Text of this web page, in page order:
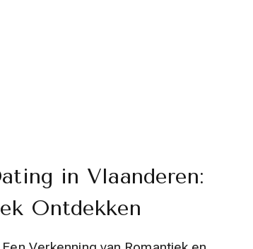
in Vlaanderen:
Ontdekken